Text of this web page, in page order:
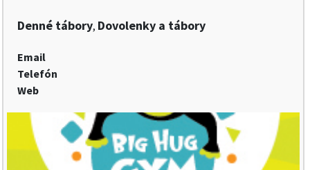
Denné tábory, Dovolenky a tábory
Email
Telefón
Web